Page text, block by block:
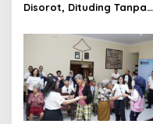
Disorot, Dituding Tanpa